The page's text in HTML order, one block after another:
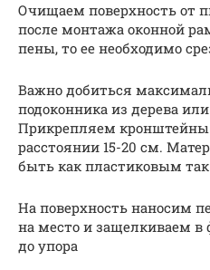
Очищаем поверхность от
после монтажа оконной
пены, то ее необходимо
Важно добиться
подоконника из дерева
Прикрепляем кронштейны
расстоянии 15-20 см.
быть как пластиковым
На поверхность наносим
на место и защелкиваем
до упора